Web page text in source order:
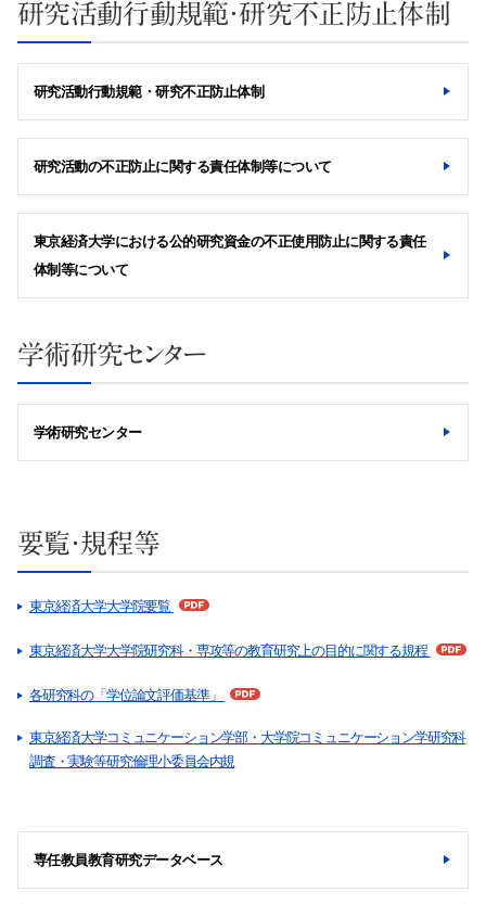
研究活動行動規範・研究不正防止体制
研究活動行動規範・研究不正防止体制
研究活動の不正防止に関する責任体制等について
東京経済大学における公的研究資金の不正使用防止に関する責任
体制等について
学術研究センター
学術研究センター
要覧・規程等
東京経済大学大学院要覧
東京経済大学大学院研究科・専攻等の教育研究上の目的に関する規程
各研究科の「学位論文評価基準」
東京経済大学コミュニケーション学部・大学院コミュニケーション学研究科
調査・実験等研究倫理小委員会内規
専任教員教育研究データベース